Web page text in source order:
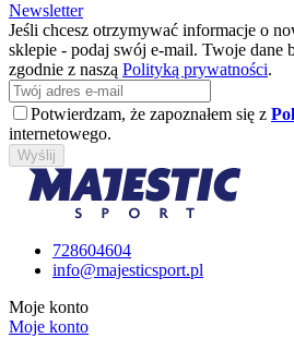
Newsletter
Jeśli chcesz otrzymywać informacje o
sklepie - podaj swój e-mail. Twoje dane
zgodnie z naszą Polityką prywatności.
Potwierdzam, że zapoznałem się z
internetowego.
Wyślij
728604604
info@majesticsport.pl
Moje konto
Moje konto